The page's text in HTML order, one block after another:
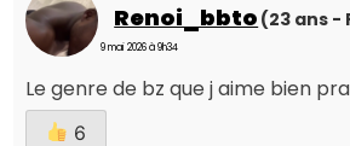
Renoi_bbto (23 ans -
9 mai 2026 à 9h34
Le genre de bz que j aime bien
6